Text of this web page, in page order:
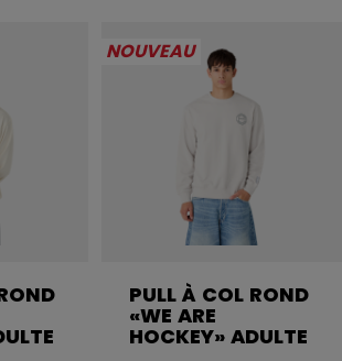
NOUVEAU
PULL À COL ROND
«WE ARE
HOCKEY» ADULTE